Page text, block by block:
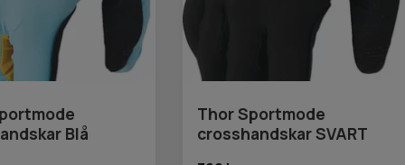
Blå
Thor Sportmode
crosshandskar SVART